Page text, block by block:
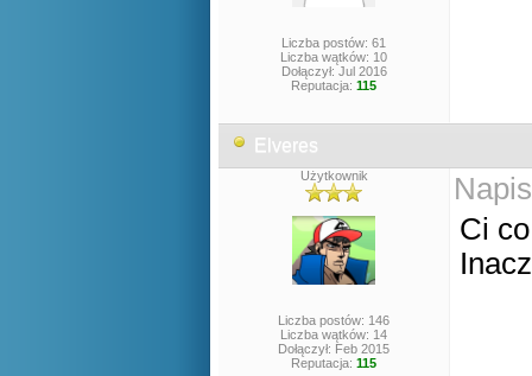
Liczba postów: 61
Liczba wątków: 10
Dołączył: Jul 2016
Reputacja: 115
Elveres
Użytkownik
Liczba postów: 146
Liczba wątków: 14
Dołączył: Feb 2015
Reputacja: 115
Ci